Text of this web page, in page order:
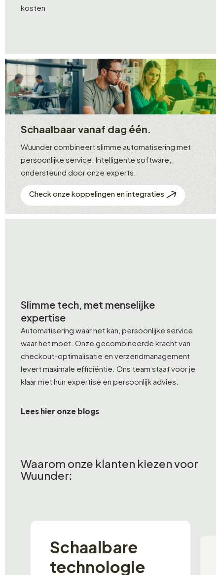
kosten
Schaalbaar vanaf dag één.
Wuunder combineert slimme automatisering met
persoonlijke service. Intelligente software,
ondersteund door onze experts.
Check onze koppelingen en integraties
Slimme tech, met menselijke
expertise
Automatisering waar het kan, persoonlijke service
waar het moet. Onze gecombineerde kracht van
checkout-optimalisatie en verzendmanagement
levert maximale efficiëntie. Ons team staat voor je
klaar met hun expertise en persoonlijk advies.
Lees hier onze blogs
Waarom onze klanten kiezen voor
Wuunder:
Schaalbare
technologie